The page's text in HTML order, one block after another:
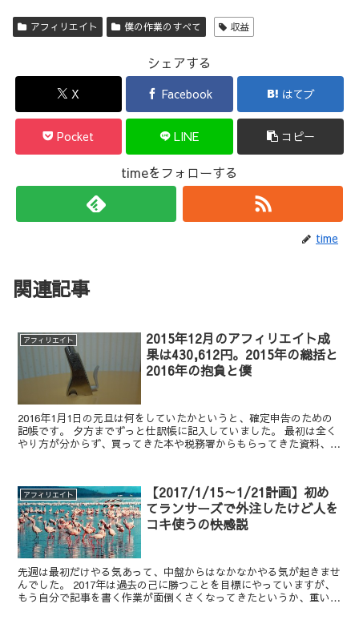
アフィリエイト 僕の作業のすべて 収益
シェアする
X Facebook はてブ
Pocket LINE コピー
timeをフォローする
time
関連記事
アフィリエイト
2015年12月のアフィリエイト成
果は430,612円。2015年の総括と
2016年の抱負と僕
2016年1月1日の元旦は何をしていたかというと、確定申告のための
記帳です。 夕方までずっと仕訳帳に記入していました。 最初は全く
やり方が分からず、買ってきた本や税務署からもらってきた資料、ネ
アフィリエイト
【2017/1/15～1/21計画】初め
てランサーズで外注したけど人を
コキ使うの快感説
先週は最初だけやる気あって、中盤からはなかなかやる気が起きませ
んでした。 2017年は過去の己に勝つことを目標にやっていますが、
もう自分で記事を書く作業が面倒くさくなってきたというか、重い腰